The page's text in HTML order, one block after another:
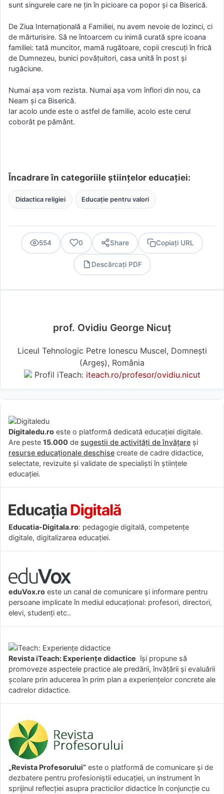
sunt singurele care ne țin în picioare ca popor și ca Biserică.
De Ziua Internațională a Familiei, nu avem nevoie de lozinci, ci
de mărturisire. Să ne întoarcem cu inimă curată spre icoana
familiei: tată muncitor, mamă rugătoare, copii crescuți în frică
de Dumnezeu, bunici povățuitori, casa unită în post și
rugăciune.
Numai așa vom rezista. Numai așa vom înflori din nou, ca
Neam și ca Biserică.
Iar acolo unde este o astfel de familie, acolo este cerul
coborât pe pământ.
Încadrare în categoriile științelor educației:
Didactica religiei Educație pentru valori
554 0 Share Copiați URL
Descărcați PDF
prof. Ovidiu George Nicuț
Liceul Tehnologic Petre Ionescu Muscel, Domnești
(Argeş), România
Profil iTeach: iteach.ro/profesor/ovidiu.nicut
Digitaledu.ro este o platformă dedicată educației digitale.
Are peste 15.000 de sugestii de activități de învățare și
resurse educaționale deschise create de cadre didactice,
selectate, revizuite și validate de specialiști în științele
educației.
Educatia-Digitala.ro: pedagogie digitală, competențe
digitale, digitalizarea educației.
eduVox.ro este un canal de comunicare și informare pentru
persoane implicate în mediul educațional: profesori, directori,
elevi, studenți etc..
Revista iTeach: Experienţe didactice îşi propune să
promoveze aspectele practice ale predării, învăţării şi evaluării
şcolare prin aducerea în prim plan a experienţelor concrete ale
cadrelor didactice.
„Revista Profesorului” este o platformă de comunicare și de
dezbatere pentru profesioniștii educației, un instrument în
sprijinul reflecției asupra practicilor didactice în conjuncție cu